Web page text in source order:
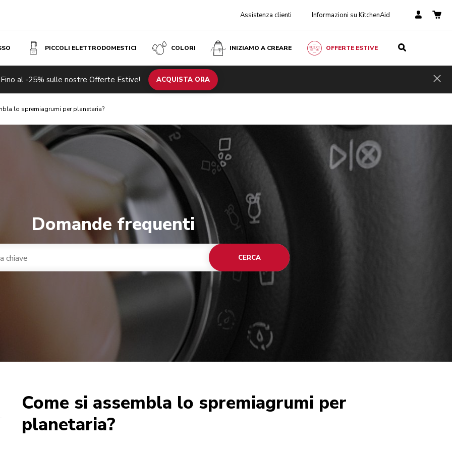
Assistenza clienti Informazioni su KitchenAid
PICCOLI ELETTRODOMESTICI COLORI INIZIAMO A CREARE OFFERTE ESTIVE
Fino al -25% sulle nostre Offerte Estive! ACQUISTA ORA
lo spremiagrumi per planetaria?
Domande frequenti
CERCA
Come si assembla lo spremiagrumi per
planetaria?
integrato